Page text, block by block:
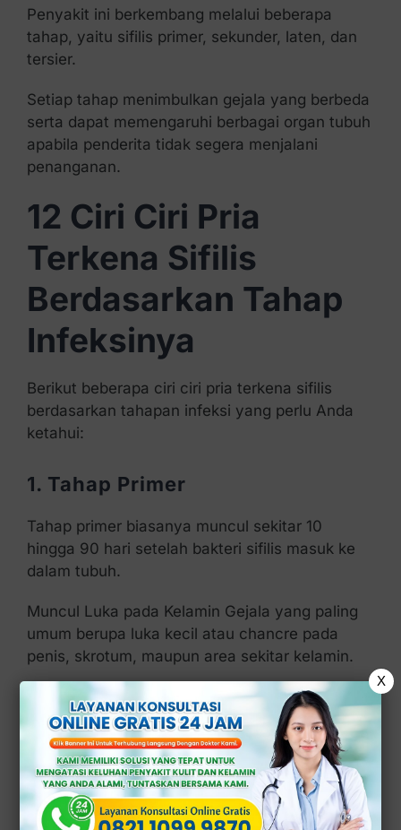
Penyakit ini berkembang melalui beberapa
tahap, yaitu sifilis primer, sekunder, laten, dan
tersier.
Setiap tahap menimbulkan gejala yang berbeda
serta dapat memengaruhi berbagai organ tubuh
apabila penderita tidak segera menjalani
penanganan.
12 Ciri Ciri Pria
Terkena Sifilis
Berdasarkan Tahap
Infeksinya
Berikut beberapa ciri ciri pria terkena sifilis
berdasarkan tahapan infeksi yang perlu Anda
ketahui:
1. Tahap Primer
Tahap primer biasanya muncul sekitar 10
hingga 90 hari setelah bakteri sifilis masuk ke
dalam tubuh.
Muncul Luka pada Kelamin Gejala yang paling
umum berupa luka kecil atau chancre pada
penis, skrotum, maupun area sekitar kelamin.
Karena luka ini tidak menimbulkan rasa nyeri,
banyak pria mengabaikannya.
Luka Berbentuk Bulat dan Keras
Luka sifilis umumnya berbentuk bulat, memiliki
dasar yang keras, serta menunjukkan batas
X